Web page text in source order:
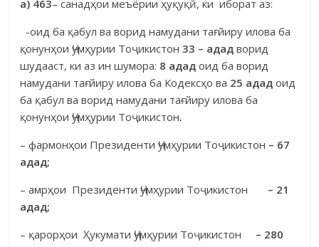
а) 463– санадҳои меъёрии ҳуқуқӣ, ки иборат аз:
-оид ба қабул ва ворид намудани тағйиру илова ба
қонунҳои Ҷумҳу­рии Тоҷикистон33 – адад ворид
шудааст, ки аз ин шумора: 8 адад оид ба ворид
намудани тағйиру илова ба Кодексҳо ва 25 адад оид
ба қабул ва ворид намудани тағйиру илова ба
қонунҳои Ҷумҳурии Тоҷикистон.
– фармонҳои Президенти Ҷумҳурии Тоҷикистон – 67
адад;
– амрҳои Президенти Ҷумҳурии Тоҷикистон – 21
адад;
– қарорҳои Ҳукумати Ҷумҳурии Тоҷикистон – 280